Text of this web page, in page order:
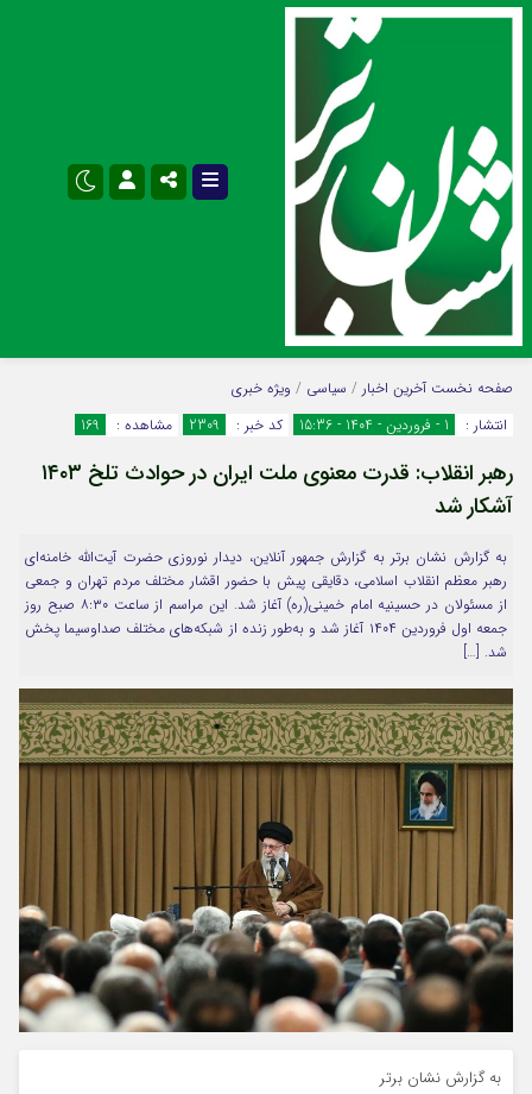
اینستاگرام
سروش
ایتا
آپارات
اپلیکیشن
نام کاربری یا نشانی ایمیل
رمز عبور
مرا به خاطر بسپار
Forget Password
صفحه نخست آخرین اخبار / سیاسی / ویژه خبری
انتشار :
1 - فروردین - 1404 - 15:36 کد خبر : 2309 مشاهده : 169
رهبر انقلاب: قدرت معنوی ملت ایران در حوادث تلخ ۱۴۰۳
آشکار شد
به گزارش نشان برتر به گزارش جمهور آنلاین، دیدار نوروزی حضرت آیت‌الله خامنه‌ای
رهبر معظم انقلاب اسلامی، دقایقی پیش با حضور اقشار مختلف مردم تهران و جمعی
از مسئولان در حسینیه امام خمینی(ره) آغاز شد. این مراسم از ساعت ۸:۳۰ صبح روز
جمعه اول فروردین ۱۴۰۴ آغاز شد و به‌طور زنده از شبکه‌های مختلف صداوسیما پخش
شد. […]
به گزارش نشان برتر